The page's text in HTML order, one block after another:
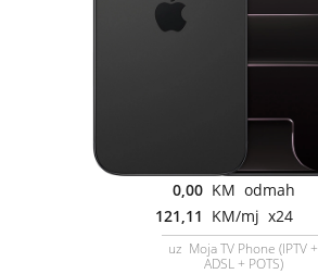
0,00 KM odmah
121,11 KM/mj x24
uz Moja TV Phone (IPTV +
ADSL + POTS)